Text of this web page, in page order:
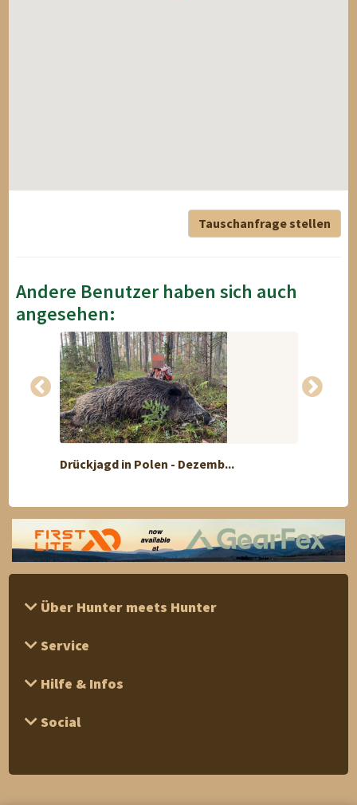
Tauschanfrage stellen
Andere Benutzer haben sich auch
angesehen:
Drückjagd in Polen - Dezemb...
Über Hunter meets Hunter
Service
Hilfe & Infos
Social